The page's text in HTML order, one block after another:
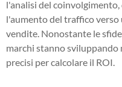
l'analisi del
l'aumento del traffico
vendite. Nonostante le
marchi stanno
precisi per calcolare il ROI.